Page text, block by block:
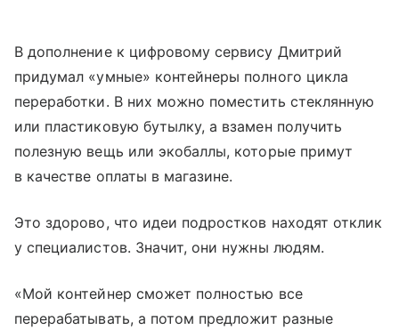
В дополнение к цифровому сервису Дмитрий
придумал «умные» контейнеры полного цикла
переработки. В них можно поместить стеклянную
или пластиковую бутылку, а взамен получить
полезную вещь или экобаллы, которые примут
в качестве оплаты в магазине.
Это здорово, что идеи подростков находят отклик
у специалистов. Значит, они нужны людям.
«Мой контейнер сможет полностью все
перерабатывать, а потом предложит разные